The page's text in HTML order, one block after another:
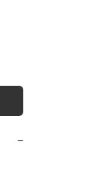
−